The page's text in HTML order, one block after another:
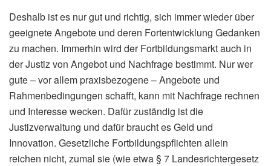
Deshalb ist es nur gut und richtig, sich immer wieder über
geeignete Angebote und deren Fortentwicklung Gedanken
zu machen. Immerhin wird der Fortbildungsmarkt auch in
der Justiz von Angebot und Nachfrage bestimmt. Nur wer
gute – vor allem praxisbezogene – Angebote und
Rahmenbedingungen schafft, kann mit Nachfrage rechnen
und Interesse wecken. Dafür zuständig ist die
Justizverwaltung und dafür braucht es Geld und
Innovation. Gesetzliche Fortbildungspflichten allein
reichen nicht, zumal sie (wie etwa § 7 Landesrichtergesetz